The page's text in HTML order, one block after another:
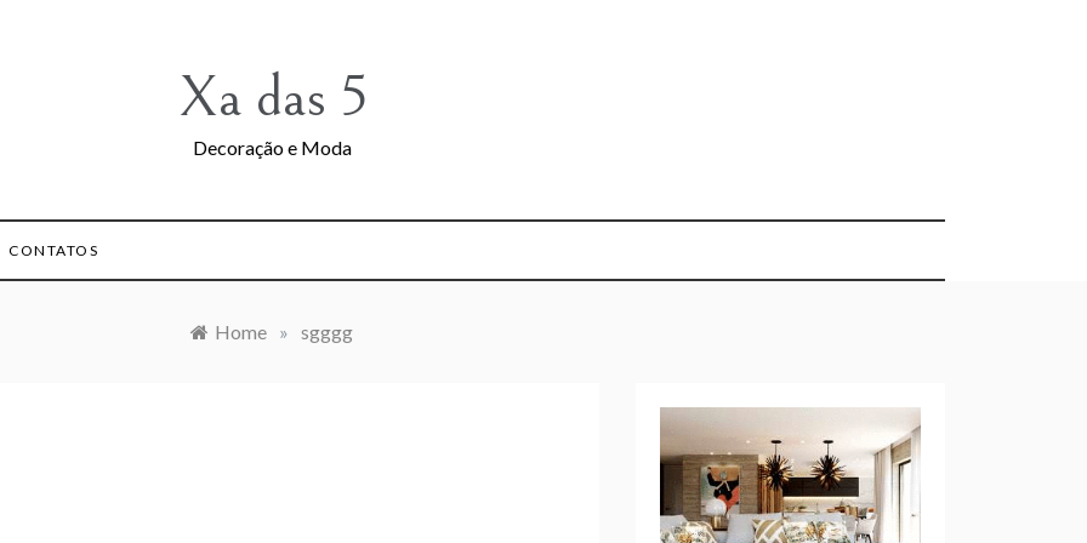
Xa das 5
Decoração e Moda
CONTATOS
Home » sgggg